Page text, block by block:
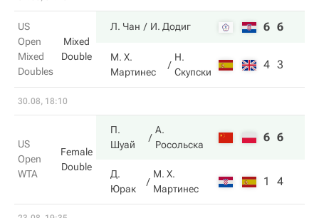
US
Open
Mixed
Doubles
Mixed
Double
Л. Чан И. Додиг 6 6
М. Х.
Мартинес
Н.
Скупски
4 3
30.08, 18:10
US
Open
WTA
Female
Double
П.
Шуай
А.
Росольска
6 6
Д.
Юрак
М. Х.
Мартинес
1 4